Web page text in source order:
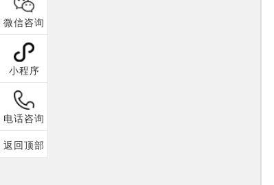
微信咨询
小程序
电话咨询
返回顶部